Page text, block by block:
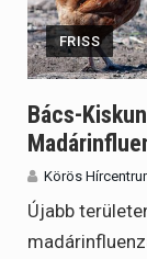
FRISS
Bács-
Körös
Újabb